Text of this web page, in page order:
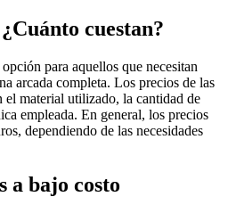
cuestan?
para aquellos que necesitan
arcada completa. Los precios de las
el material utilizado, la cantidad de
empleada. En general, los precios
dependiendo de las necesidades
a bajo costo